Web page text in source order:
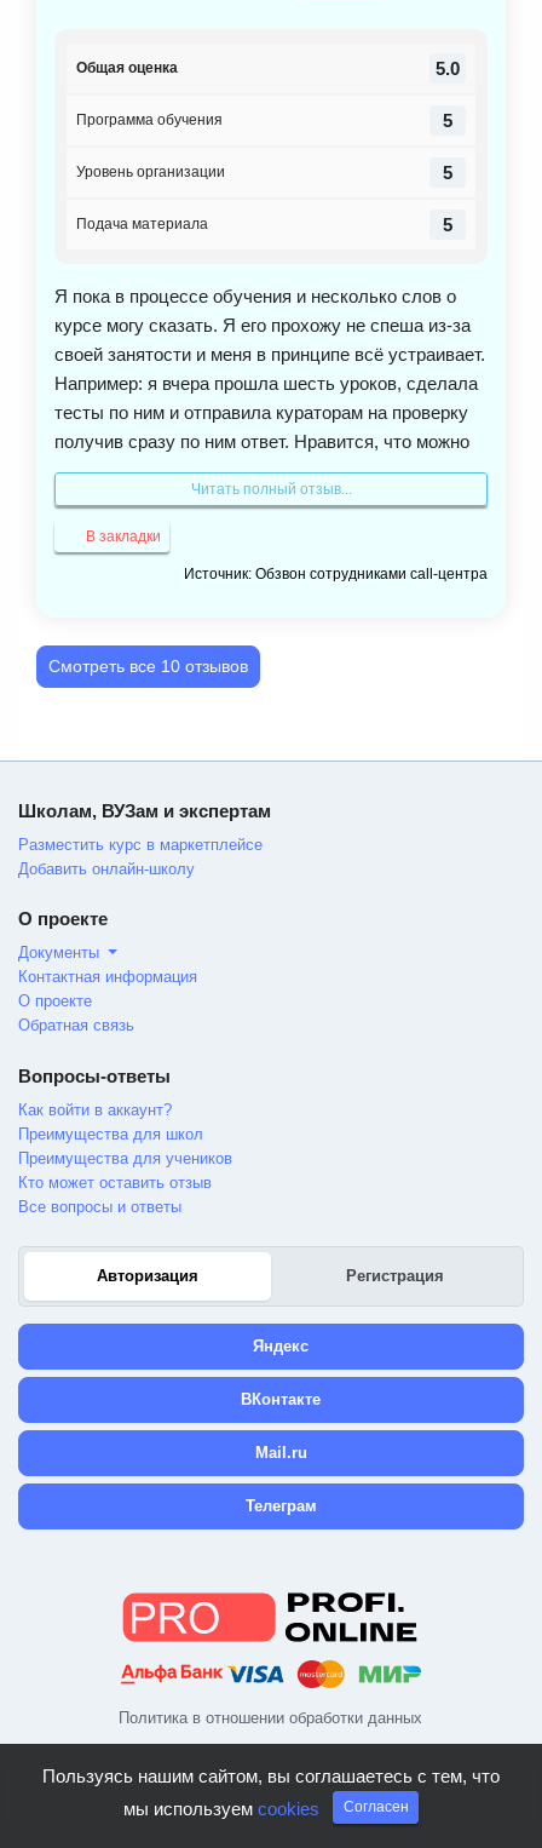
5.0
Общая оценка
5
Программа обучения
5
Уровень организации
5
Подача материала
Я пока в процессе обучения и несколько слов о
курсе могу сказать. Я его прохожу не спеша из-за
своей занятости и меня в принципе всё устраивает.
Например: я вчера прошла шесть уроков, сделала
тесты по ним и отправила кураторам на проверку
получив сразу по ним ответ. Нравится, что можно
пересдать тест, так как я сама понимаю, что может
где-то я не услышала, не так поняла. Для меня это
очень важно, так как потом ещё можно в тестах
посмотреть правильный ответ. Я пришла на
обучение для того, что бы как говорится повысить
как работает тот или иной аспект и как он влияет
на характер человека. На этом курсе всё это
можно всё заново переслушать. Рекомендую курс,
расположенность в этом.
Читать полный отзыв...
В закладки
Источник: Обзвон сотрудниками call-центра
Смотреть все 10 отзывов
Политика в отношении обработки данных
Школам, ВУЗам и экспертам
Разместить курс в маркетплейсе
Добавить онлайн-школу
О проекте
Документы
Контактная информация
О проекте
Обратная связь
Вопросы-ответы
Как войти в аккаунт?
Преимущества для школ
Преимущества для учеников
Кто может оставить отзыв
Все вопросы и ответы
Авторизация Регистрация
Яндекс
ВКонтакте
Mail.ru
Телеграм
Пользуясь нашим сайтом, вы соглашаетесь с тем, что
мы используем cookies Согласен